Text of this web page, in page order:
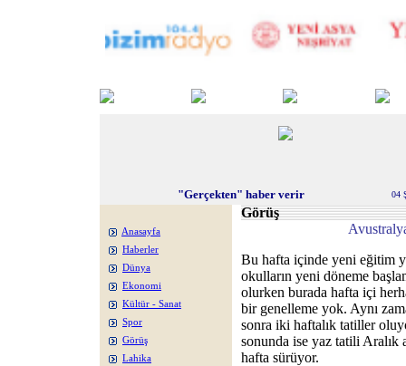
"Gerçekten" haber verir 04
Anasayfa
Haberler
Dünya
Ekonomi
Kültür - Sanat
Spor
Görüş
Lahika
Görüş
Bu hafta içinde yeni eğitim
okulların yeni döneme
olurken burada hafta içi
bir genelleme yok. Aynı
sonra iki haftalık tatiller
sonunda ise yaz tatili Aralık
hafta sürüyor.